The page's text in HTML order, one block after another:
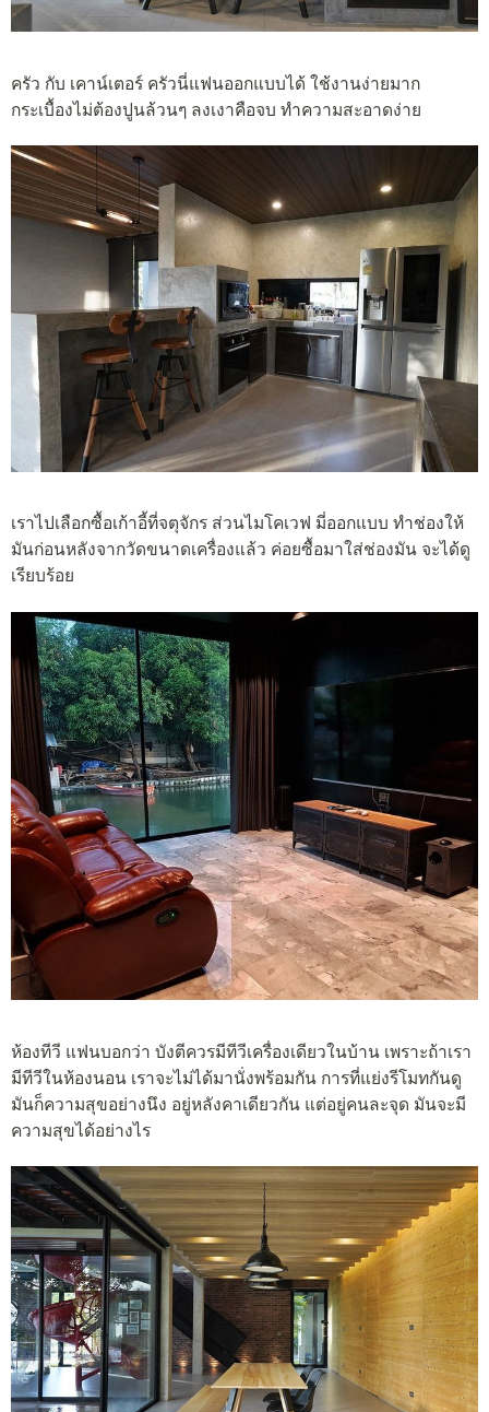
ครัว กับ เคาน์เตอร์ ครัวนี่แฟนออกแบบได้ ใช้งานง่ายมาก
กระเบื้องไม่ต้องปูนล้วนๆ ลงเงาคือจบ ทำความสะอาดง่าย
เราไปเลือกซื้อเก้าอี้ที่จตุจักร ส่วนไมโคเวฟ มี่ออกแบบ ทำช่องให้
มันก่อนหลังจากวัดขนาดเครื่องแล้ว ค่อยซื้อมาใส่ช่องมัน จะได้ดู
เรียบร้อย
ห้องทีวี แฟนบอกว่า บังตีควรมีทีวีเครื่องเดียวในบ้าน เพราะถ้าเรา
มีทีวีในห้องนอน เราจะไม่ได้มานั่งพร้อมกัน การที่แย่งรีโมทกันดู
มันก็ความสุขอย่างนึง อยู่หลังคาเดียวกัน แต่อยู่คนละจุด มันจะมี
ความสุขได้อย่างไร